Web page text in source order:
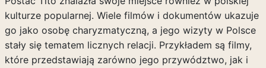
kulturze popularnej. Wiele filmów i dokumentów ukazuje
go jako osobę charyzmatyczną, a jego wizyty w Polsce
stały się tematem licznych relacji. Przykładem są filmy,
które przedstawiają zarówno jego przywództwo, jak i